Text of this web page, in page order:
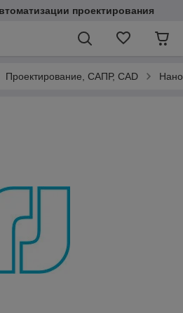
проектирования
Проектирование, САПР, CAD